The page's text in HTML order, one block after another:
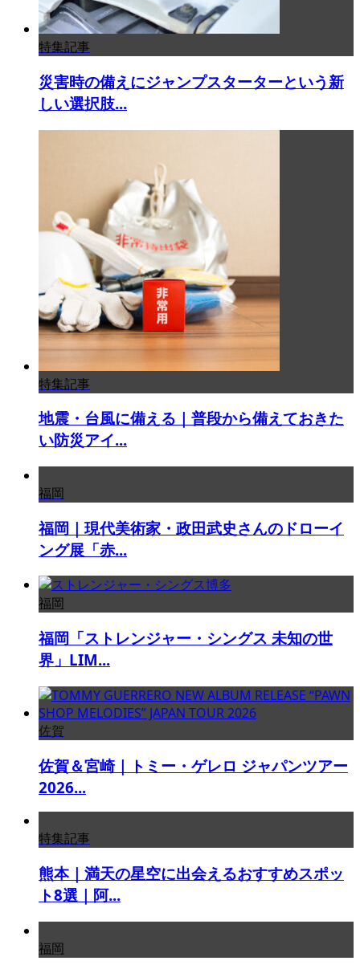
特集記事
災害時の備えにジャンプスターターという新
しい選択肢...
特集記事
地震・台風に備える｜普段から備えておきた
い防災アイ...
福岡
福岡｜現代美術家・政田武史さんのドローイ
ング展「赤...
福岡
福岡「ストレンジャー・シングス 未知の世
界」LIM...
佐賀
佐賀＆宮崎｜トミー・ゲレロ ジャパンツアー
2026...
特集記事
熊本｜満天の星空に出会えるおすすめスポッ
ト8選｜阿...
福岡